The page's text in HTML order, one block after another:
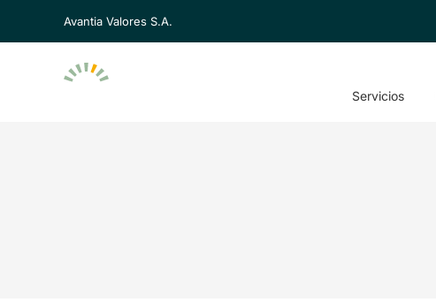
Avantia Valores S.A.
Servicios